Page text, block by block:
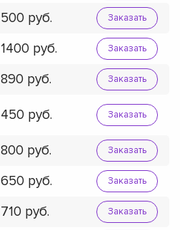
500 Заказать
1400 Заказать
890 Заказать
450 Заказать
800 Заказать
650 Заказать
710 Заказать